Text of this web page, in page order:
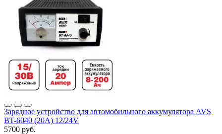
Зарядное устройство для автомобильного аккумулятора AVS
BT-6040 (20A) 12/24V
5700 руб.